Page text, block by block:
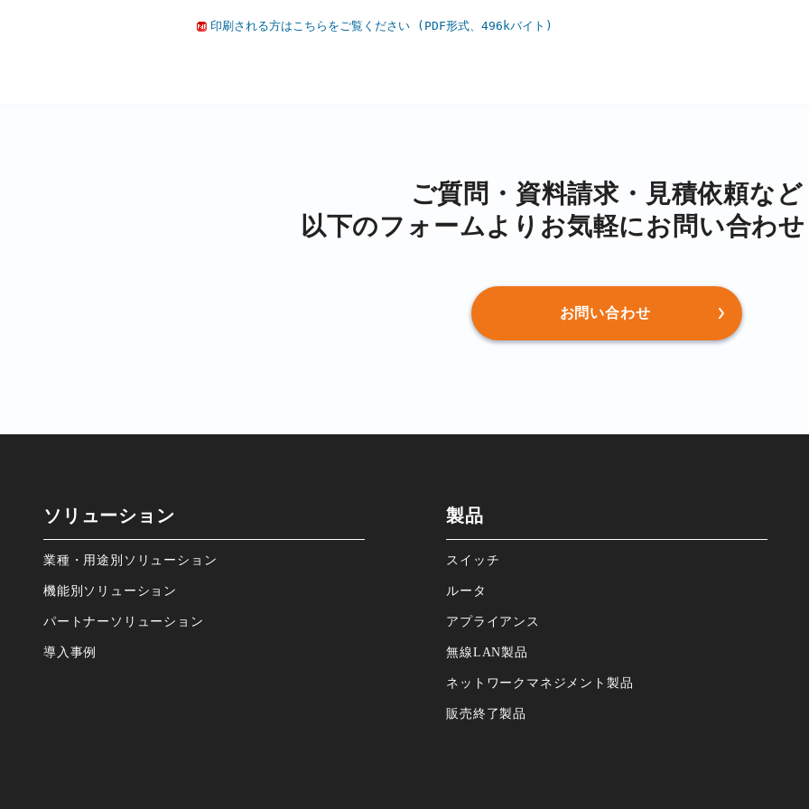
印刷される方はこちらをご覧ください (PDF形式、496kバイト)
ご質問・資料請求・⾒積依頼など
以下のフォームより お気軽にお問い合わ
お問い合わせ
ソリューション
業種・⽤途別ソリューション
機能別ソリューション
パートナーソリューション
導⼊事例
製品
スイッチ
ルータ
アプライアンス
無線LAN製品
ネットワークマネジメント製品
販売終了製品